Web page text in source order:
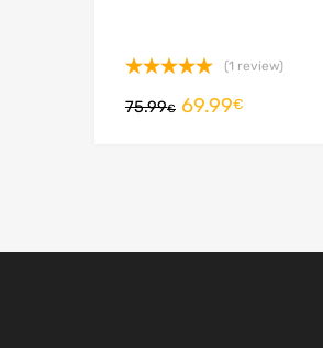
sur 5
(1 review)
75.99€ 69.99€